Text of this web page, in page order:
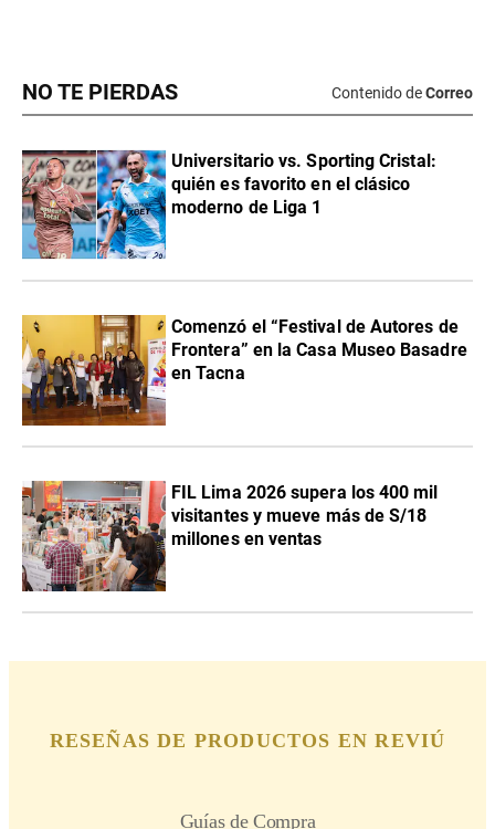
NO TE PIERDAS Contenido deCorreo
Universitario vs. Sporting Cristal:
quién es favorito en el clásico
moderno de Liga 1
Comenzó el “Festival de Autores de
Frontera” en la Casa Museo Basadre
en Tacna
FIL Lima 2026 supera los 400 mil
visitantes y mueve más de S/18
millones en ventas